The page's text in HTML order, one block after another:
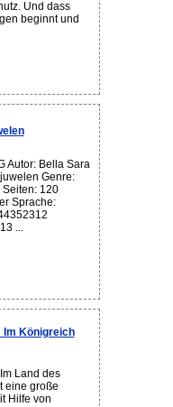
Und dass
beginnt und
Autor: Bella Sara
Genre:
Seiten: 120
Sprache:
...
Im Königreich
Land des
eine große
Hilfe von